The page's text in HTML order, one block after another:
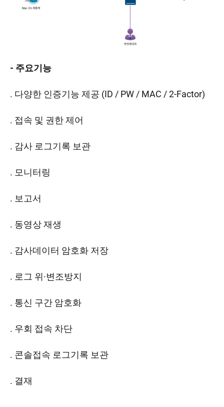
- 주요기능
. 다양한 인증기능 제공 (ID / PW / MAC / 2-Factor)
. 접속 및 권한 제어
. 감사 로그기록 보관
. 모니터링
. 보고서
. 동영상 재생
. 감사데이터 암호화 저장
. 로그 위·변조방지
. 통신 구간 암호화
. 우회 접속 차단
. 콘솔접속 로그기록 보관
. 결재